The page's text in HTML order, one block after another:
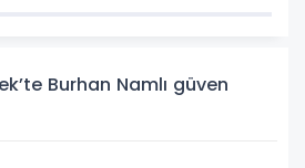
Burhan Namlı güven